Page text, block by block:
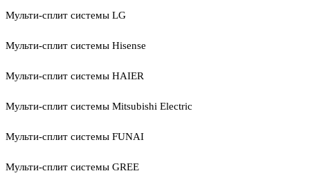
Мульти-сплит системы LG
Мульти-сплит системы Hisense
Мульти-сплит системы HAIER
Мульти-сплит системы Mitsubishi Electric
Мульти-сплит системы FUNAI
Мульти-сплит системы GREE